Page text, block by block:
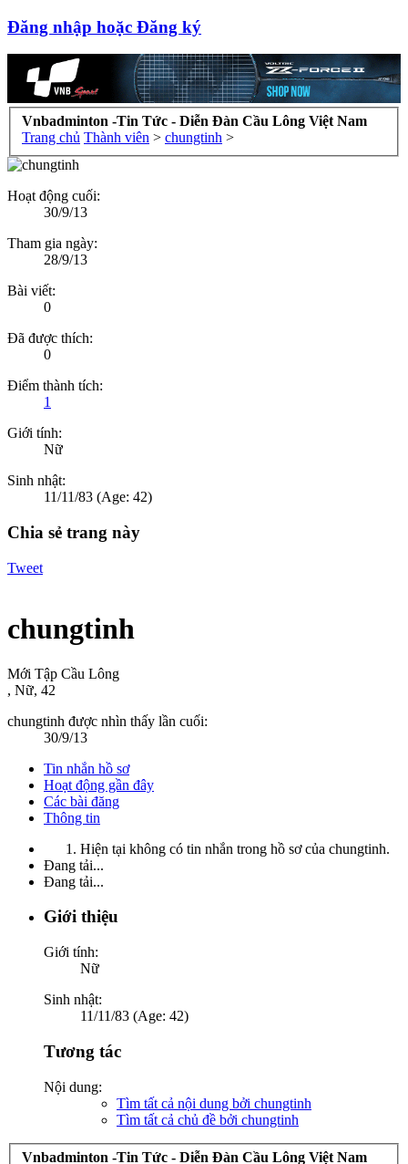
Đăng nhập hoặc Đăng ký
Vnbadminton -Tin Tức - Diễn Đàn Cầu Lông Việt Nam
Trang chủ Thành viên > chungtinh >
Hoạt động cuối:
30/9/13
Tham gia ngày:
28/9/13
Bài viết:
0
Đã được thích:
0
Điểm thành tích:
1
Giới tính:
Nữ
Sinh nhật:
11/11/83 (Age: 42)
Chia sẻ trang này
Tweet
chungtinh
Mới Tập Cầu Lông
, Nữ, 42
chungtinh được nhìn thấy lần cuối:
30/9/13
Tin nhắn hồ sơ
Hoạt động gần đây
Các bài đăng
Thông tin
Hiện tại không có tin nhắn trong hồ sơ của chungtinh.
Đang tải...
Đang tải...
Giới thiệu
Giới tính:
Nữ
Sinh nhật:
11/11/83 (Age: 42)
Tương tác
Nội dung:
Tìm tất cả nội dung bởi chungtinh
Tìm tất cả chủ đề bởi chungtinh
Vnbadminton -Tin Tức - Diễn Đàn Cầu Lông Việt Nam